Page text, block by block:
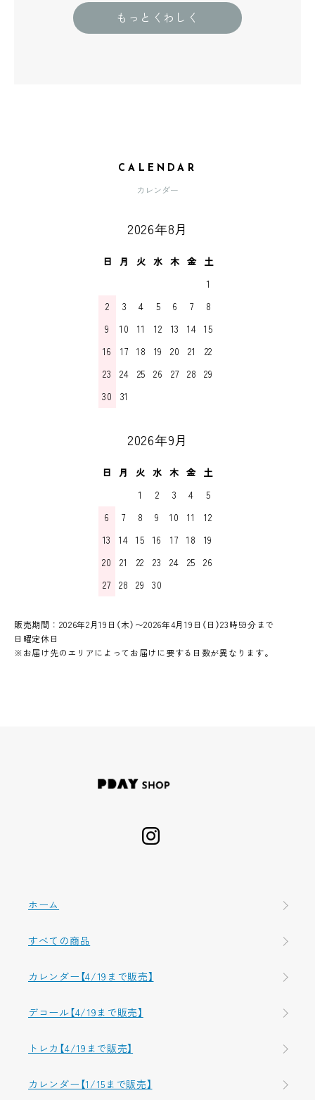
もっとくわしく
CALENDAR
カレンダー
2026年8月
日 月 火 水 木 金 土
1
2
3 4 5 6 7
8
9
10 11 12 13 14 15
16
17 18 19 20 21
22
23
24 25 26 27 28
29
30
31
2026年9月
日 月 火 水 木 金 土
1
2 3 4
5
6
7 8 9 10 11
12
13
14 15 16 17 18
19
20
21 22 23 24 25
26
27
28 29 30
販売期間：2026年2月19日（木）〜2026年4月19日（日）23時59分まで
日曜定休日
※お届け先のエリアによってお届けに要する日数が異なります。
ホーム
すべての商品
カレンダー【4/19まで販売】
デコール【4/19まで販売】
トレカ【4/19まで販売】
カレンダー【1/15まで販売】